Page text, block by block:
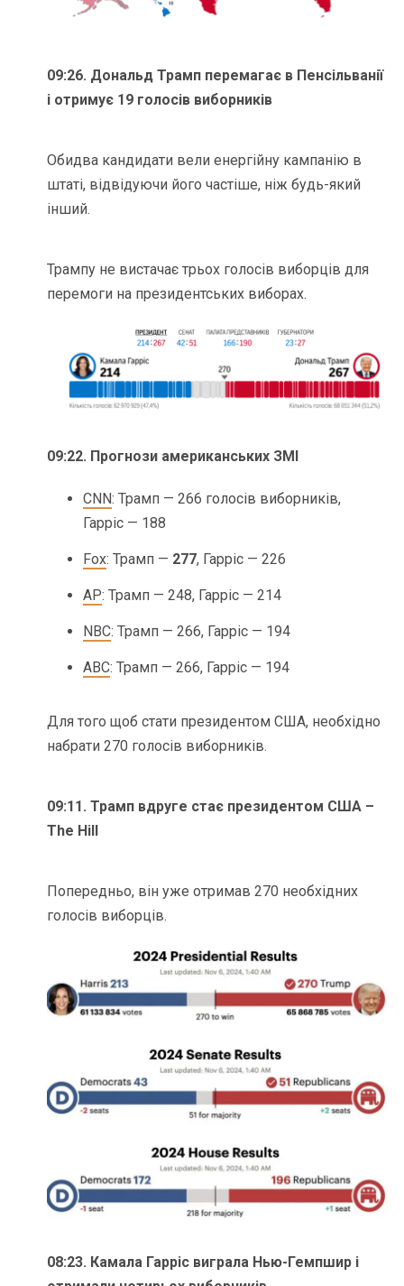
09:26. Дональд Трамп перемагає в Пенсільванії
і отримує 19 голосів виборників
Обидва кандидати вели енергійну кампанію в
штаті, відвідуючи його частіше, ніж будь-який
інший.
Трампу не вистачає трьох голосів виборців для
перемоги на президентських виборах.
09:22. Прогнози американських ЗМІ
CNN: Трамп — 266 голосів виборників,
Гарріс — 188
Fox: Трамп — 277, Гарріс — 226
AP: Трамп — 248, Гарріс — 214
NBC: Трамп — 266, Гарріс — 194
ABC: Трамп — 266, Гарріс — 194
Для того щоб стати президентом США, необхідно
набрати 270 голосів виборників.
09:11. Трамп вдруге стає президентом США –
The Hill
Попередньо, він уже отримав 270 необхідних
голосів виборців.
08:23. Камала Гарріс виграла Нью-Гемпшир і